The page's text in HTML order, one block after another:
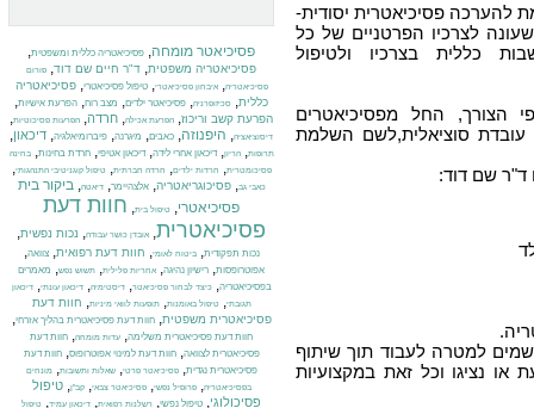
להערכה פסיכיאטרית יסודית-
לצרכיו הפרטניים של כל
כללית בצרכיו ולטיפול
הצורך, החל מפסיכיאטרים
עובדת סוציאלית,לשם השלמת
ד"ר שם דוד:
למטרה לעבוד תוך שיתוף
נציגו וכל זאת במקצועיות
פסיכיאטר מומחה, פסיכיאטריה כללית ומשפטית,
פסיכיאטריה משפטית, ד"ר חיים שם דוד, פורום
פסיכיאטריה,איבחון פסיכיאטרי,טיפול פסיכיאטרי,פסיכיאטריה
כללית, סכיזופרניה, פסיכיאטר ילדים, מצב רוח, הפרעת אישיות,
הפרעת קשב וריכוז, הפרעת אכילה, חרדה, הפרעות פסיכוטיות,
דיסוציאציה, היפנוזה, כאבים, מיגרנה, פיברומיאלגיה, דיכאון,
תרופות,הריון,דיכאון אחרי לידה,דיכאון אטיפי,חרדת בחינות,בחינה
פסיכומטרית, חרדות ילדים, חרדה חברתית,טיפול קוגניטיבי התנהגותי,
כאבי גב,פסיכוגריאטריה,אלצהיימר,דיאטה,ביקור בית
פסיכיאטרי, טיפול בית, חוות דעת
פסיכיאטרית, אובדן כושר עבודה, נכות נפשית,
נכות תפקודית,ביטוח לאומי, חוות דעת רפואית,צוואה,
אפוטרופסות, רישיון נהיגה, אחריות פלילית, תשוש נפש, מאמרים
בפסיכיאטריה,כיצד לבחור פסיכיאטר,דיסטימיה,דיכאון עונתי,דיכאון
תגובתי,טיפול באומנות,תופעות לוואי מיניות, חוות דעת
פסיכיאטרית משפטית,חוות דעת פסיכיאטרית בהליך אזרחי,
חוות דעת פסיכיאטרית משלימה, עדות מומחה, חוות דעת
פסיכיאטרית לצוואה,חוות דעת למינוי אפוטרופוס,חוות דעת
פסיכיאטרית נגדית,פסיכיאטר פרטי,שאלות ותשובות,מונחים
בפסיכיאטריה,פרופיל נפשי,פסיכיאטר צבאי,קב"ן,טיפול
פסיכולוגי, טיפול נפשי, רשלנות רפואית, דיכאון עמיד, טיפול